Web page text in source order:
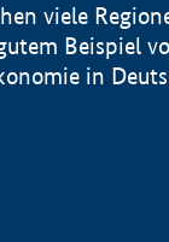
viele
Beispiel
in